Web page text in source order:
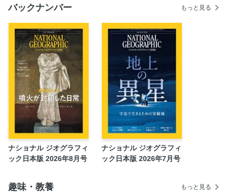
ナショジオの本
NIKKEI NATIONAL GEOGRAPHICから
ウォッチ・ナショジオ
NIKKEI NATIONAL GEOGRAPHICから
次号予告
NIKKEI NATIONAL GEOGRAPHICから
2025年総目次
奥付
おみやげジャパン
バックナンバー もっと見る
ナショナル ジオグラフィ
ック日本版 2026年8月号
ナショナル ジオグラフィ
ック日本版 2026年7月号
趣味・教養 もっと見る